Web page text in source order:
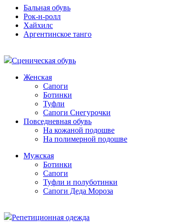
Бальная обувь
Рок-н-ролл
Хайхилс
Аргентинское танго
Сценическая обувь
Женская
Сапоги
Ботинки
Туфли
Сапоги Снегурочки
Повседневная обувь
На кожаной подошве
На полимерной подошве
Мужская
Ботинки
Сапоги
Туфли и полуботинки
Сапоги Деда Мороза
Репетиционная одежда